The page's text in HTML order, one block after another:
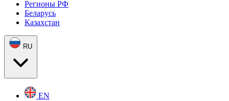
Регионы РФ
Беларусь
Казахстан
RU
EN